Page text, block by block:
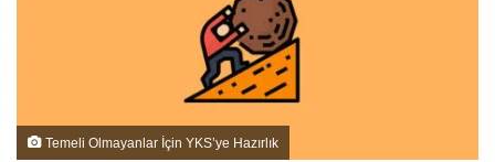
Temeli Olmayanlar İçin YKS’ye Hazırlık